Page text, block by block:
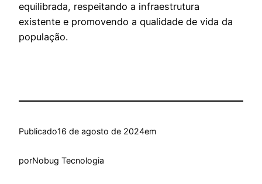
equilibrada, respeitando a infraestrutura
existente e promovendo a qualidade de vida da
população.
Publicado16 de agosto de 2024em
porNobug Tecnologia